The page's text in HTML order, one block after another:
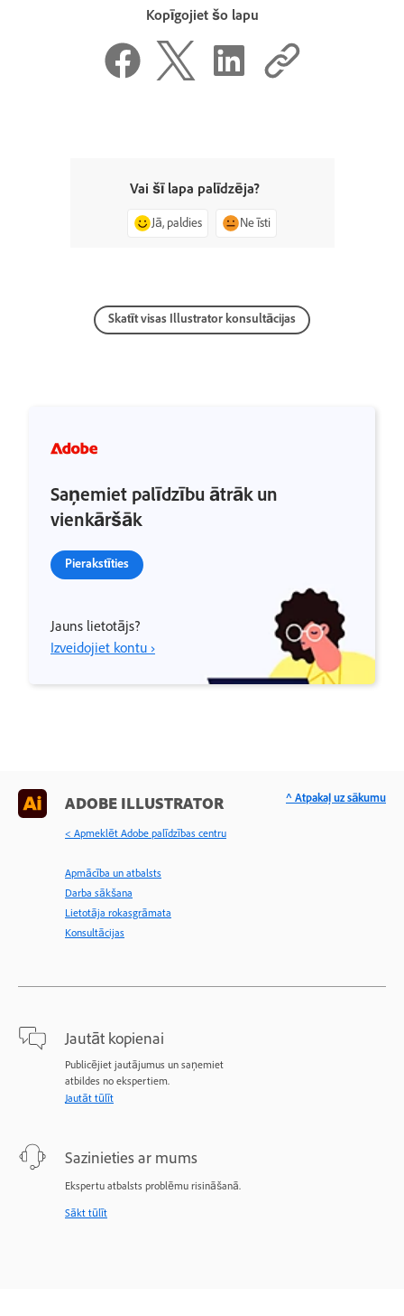
Kopīgojiet šo lapu
Vai šī lapa palīdzēja?
Jā, paldies Ne īsti
Skatīt visas Illustrator konsultācijas
Saņemiet palīdzību ātrāk un
vienkāršāk
Pierakstīties
Jauns lietotājs?
Izveidojiet kontu ›
ADOBE ILLUSTRATOR
< Apmeklēt Adobe palīdzības centru
Apmācība un atbalsts
Darba sākšana
Lietotāja rokasgrāmata
Konsultācijas
Jautāt kopienai
Publicējiet jautājumus un saņemiet
atbildes no ekspertiem.
Jautāt tūlīt
Sazinieties ar mums
Ekspertu atbalsts problēmu risināšanā.
Sākt tūlīt
^ Atpakaļ uz sākumu